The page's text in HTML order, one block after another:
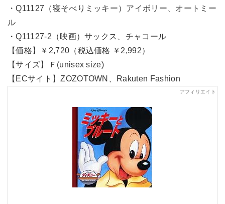
・Q11127（寝そべりミッキー）アイボリー、オートミー
ル
・Q11127-2（映画）サックス、チャコール
【価格】￥2,720（税込価格 ￥2,992）
【サイズ】Ｆ(unisex size)
【ECサイト】ZOZOTOWN、Rakuten Fashion